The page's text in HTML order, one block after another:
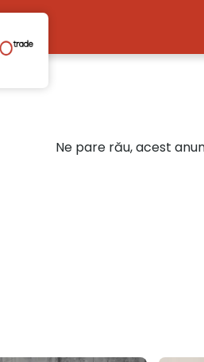
principal
Ne pare rău, acest